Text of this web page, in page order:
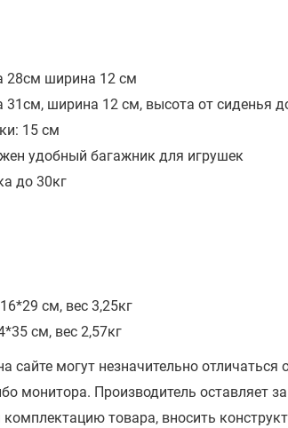
28см ширина 12 см
31см, ширина 12 см, высота от сиденья
15 см
удобный багажник для игрушек
до 30кг
см, вес 3,25кг
см, вес 2,57кг
сайте могут незначительно отличаться
монитора. Производитель оставляет
комплектацию товара, вносить